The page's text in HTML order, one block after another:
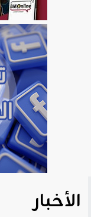
الأخبار